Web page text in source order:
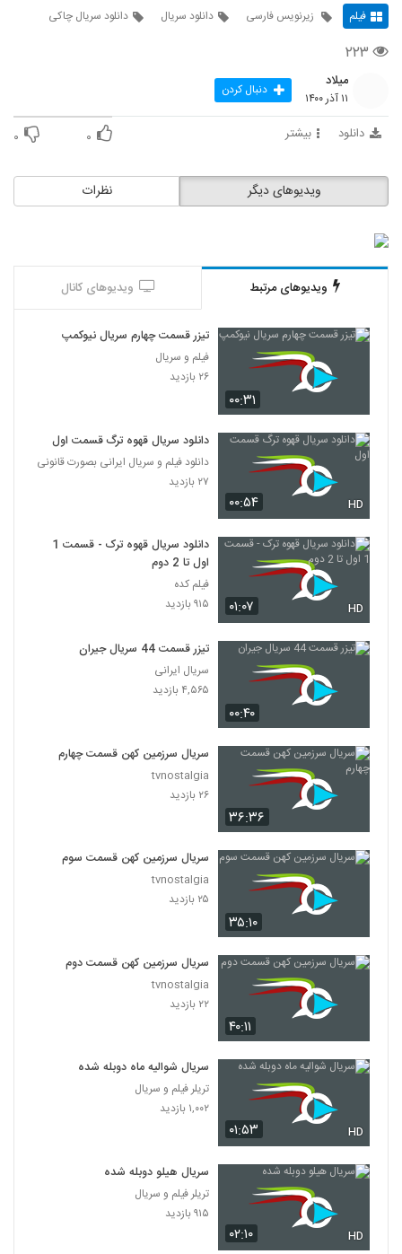
فیلم زیرنویس فارسی دانلود سریال دانلود سریال چاکی
۲۲۳
میلاد
۱۱ آذر ۱۴۰۰ دنبال کردن
دانلود بیشتر ۰ ۰
نظرات ویدیوهای دیگر
ویدیوهای مرتبط ویدیوهای کانال
۰۰:۳۱
تیزر قسمت چهارم سریال نیوکمپ
فیلم و سریال
۲۶ بازدید
۰۰:۵۴ HD
دانلود سریال قهوه ترگ قسمت اول
دانلود فیلم و سریال ایرانی بصورت قانونی
۲۷ بازدید
۰۱:۰۷ HD
دانلود سریال قهوه ترک - قسمت 1
اول تا 2 دوم
فیلم کده
۹۱۵ بازدید
۰۰:۴۰
تیزر قسمت 44 سریال جیران
سریال ایرانی
۴,۵۶۵ بازدید
۳۶:۳۶
سریال سرزمین کهن قسمت چهارم
tvnostalgia
۲۶ بازدید
۳۵:۱۰
سریال سرزمین کهن قسمت سوم
tvnostalgia
۲۵ بازدید
۴۰:۱۱
سریال سرزمین کهن قسمت دوم
tvnostalgia
۲۲ بازدید
۰۱:۵۳ HD
سریال شوالیه ماه دوبله شده
تریلر فیلم و سریال
۱,۰۰۲ بازدید
۰۲:۱۰ HD
سریال هیلو دوبله شده
تریلر فیلم و سریال
۹۱۵ بازدید